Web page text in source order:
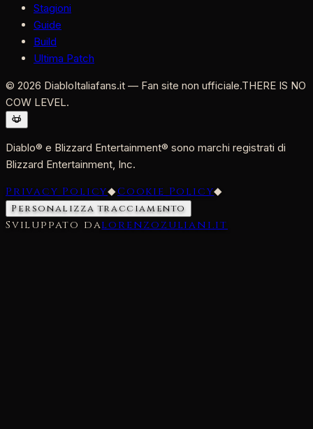
Stagioni
Guide
Build
Ultima Patch
© 2026 DiabloItaliafans.it — Fan site non ufficiale.THERE IS NO
COW LEVEL.
Diablo® e Blizzard Entertainment® sono marchi registrati di
Blizzard Entertainment, Inc.
Privacy Policy◆Cookie Policy◆
Personalizza tracciamento
Sviluppato dalorenzozuliani.it